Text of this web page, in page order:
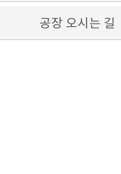
공장 오시는 길